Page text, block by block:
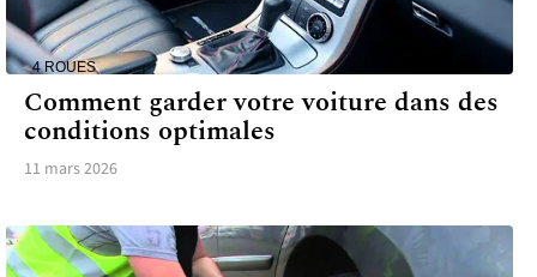
4 ROUES
Comment garder votre voiture dans des
conditions optimales
11 mars 2026